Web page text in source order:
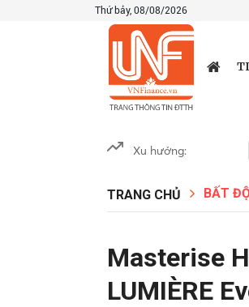
Thứ bảy, 08/08/2026
Xu hướng:
TRANG CHỦ BẤT
Masterise
LUMIÈRE